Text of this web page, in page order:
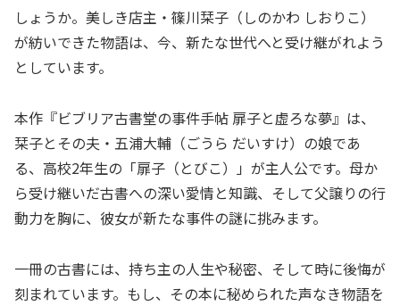
しょうか。美しき店主・篠川栞子（しのかわ しおりこ）
が紡いできた物語は、今、新たな世代へと受け継がれよう
としています。
本作『ビブリア古書堂の事件手帖 扉子と虚ろな夢』は、
栞子とその夫・五浦大輔（ごうら だいすけ）の娘であ
る、高校2年生の「扉子（とびこ）」が主人公です。母か
ら受け継いだ古書への深い愛情と知識、そして父譲りの行
動力を胸に、彼女が新たな事件の謎に挑みます。
一冊の古書には、持ち主の人生や秘密、そして時に後悔が
刻まれています。もし、その本に秘められた声なき物語を